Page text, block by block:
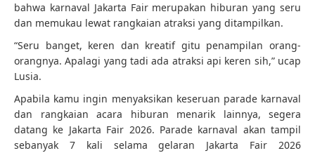
bahwa karnaval Jakarta Fair merupakan hiburan yang seru
dan memukau lewat rangkaian atraksi yang ditampilkan.
“Seru banget, keren dan kreatif gitu penampilan orang-
orangnya. Apalagi yang tadi ada atraksi api keren sih,” ucap
Lusia.
Apabila kamu ingin menyaksikan keseruan parade karnaval
dan rangkaian acara hiburan menarik lainnya, segera
datang ke Jakarta Fair 2026. Parade karnaval akan tampil
sebanyak 7 kali selama gelaran Jakarta Fair 2026